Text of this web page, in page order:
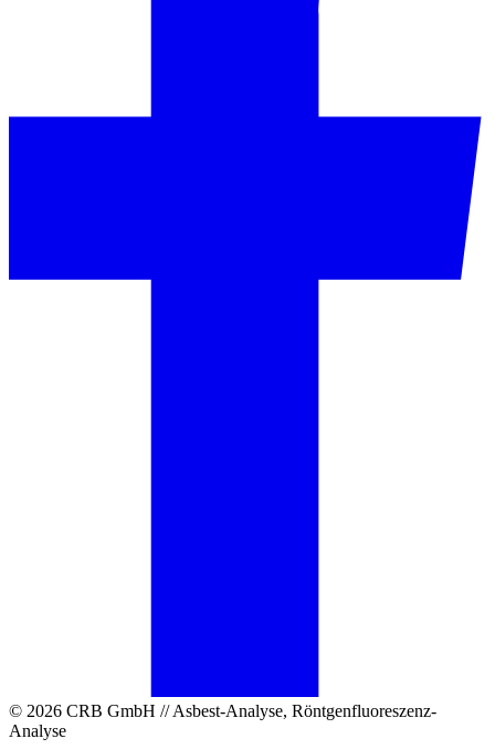
© 2026 CRB GmbH // Asbest-Analyse, Röntgenfluoreszenz-
Analyse